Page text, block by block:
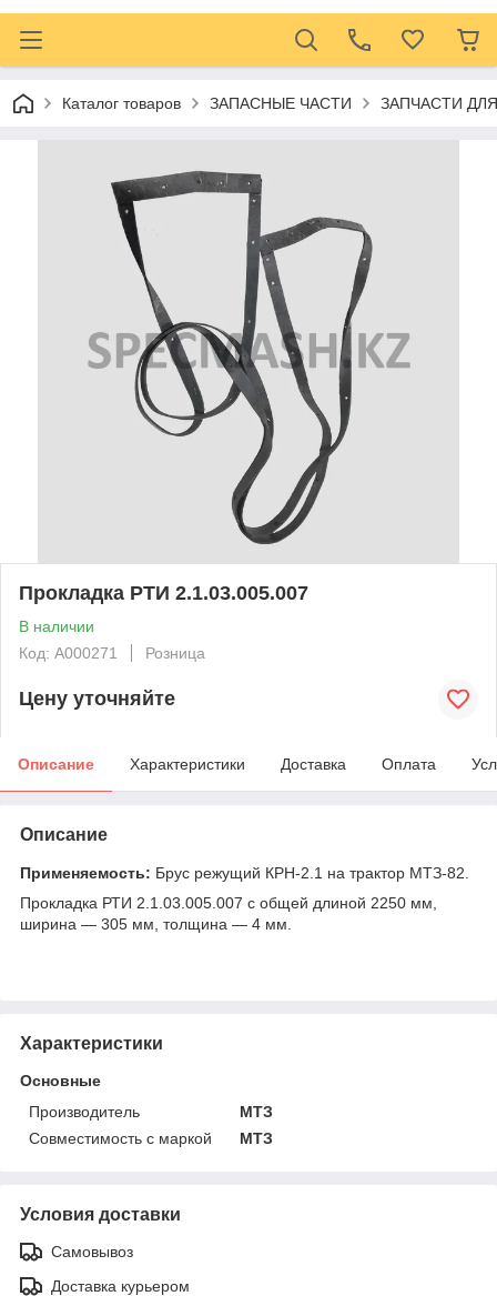
Каталог товаров ЗАПАСНЫЕ ЧАСТИ ЗАПЧАСТИ
Прокладка РТИ 2.1.03.005.007
В наличии
Код: А000271
Розница
Цену уточняйте
Описание Характеристики Доставка Оплата
Описание
Применяемость: Брус режущий КРН-2.1 на трактор МТЗ-82.
Прокладка РТИ 2.1.03.005.007 с общей длиной 2250 мм,
ширина — 305 мм, толщина — 4 мм.
Характеристики
Основные
Производитель
МТЗ
Совместимость с маркой
МТЗ
Условия доставки
Самовывоз
Доставка курьером